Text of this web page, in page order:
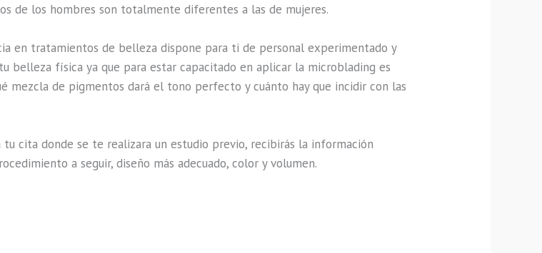
de los hombres son totalmente diferentes a las de mujeres.
en tratamientos de belleza dispone para ti de personal experimentado y
belleza física ya que para estar capacitado en aplicar la microblading es
mezcla de pigmentos dará el tono perfecto y cuánto hay que incidir con las
cita donde se te realizara un estudio previo, recibirás la información
a seguir, diseño más adecuado, color y volumen.